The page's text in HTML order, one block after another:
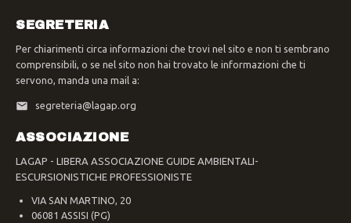
SEGRETERIA
Per chiarimenti circa informazioni che trovi nel sito e non ti sembrano
comprensibili, o se nel sito non hai trovato le informazioni che ti
servono, manda una mail a:
segreteria@lagap.org
ASSOCIAZIONE
LAGAP - LIBERA ASSOCIAZIONE GUIDE AMBIENTALI-
ESCURSIONISTICHE PROFESSIONISTE
VIA SAN MARTINO, 20
06081 ASSISI (PG)